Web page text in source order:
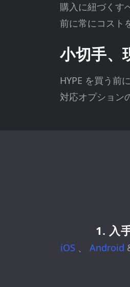
購入に紐づくす
前に常にコスト
小切手、
HYPE を買う前
対応オプション
1. 入
iOS 、 Android